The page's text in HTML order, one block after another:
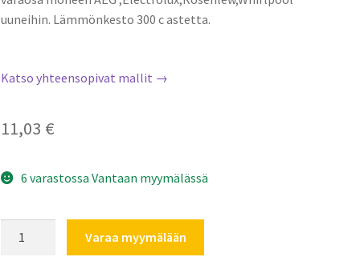
uuneihin. Lämmönkesto 300 c astetta.
Katso yhteensopivat mallit →
11,03 €
6 varastossa Vantaan myymälässä
Varaa myymälään